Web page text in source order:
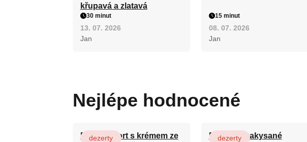
křupavá a zlatavá
30 minut
13. 07. 2026
Jan
15 minut
08. 07. 2026
Jan
Nejlépe hodnocené
Patrový dort s krémem ze
dezerty Fánky ze zakysané
dezerty